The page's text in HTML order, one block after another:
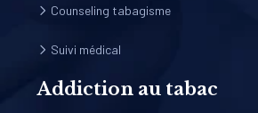
Counseling tabagisme
Suivi médical
Addiction au tabac